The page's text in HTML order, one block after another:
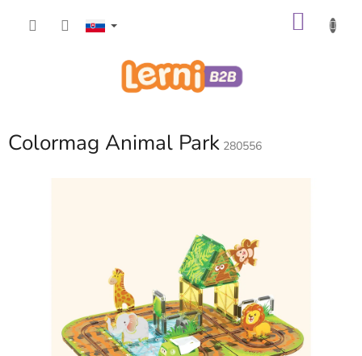
Colormag Animal Park 280556